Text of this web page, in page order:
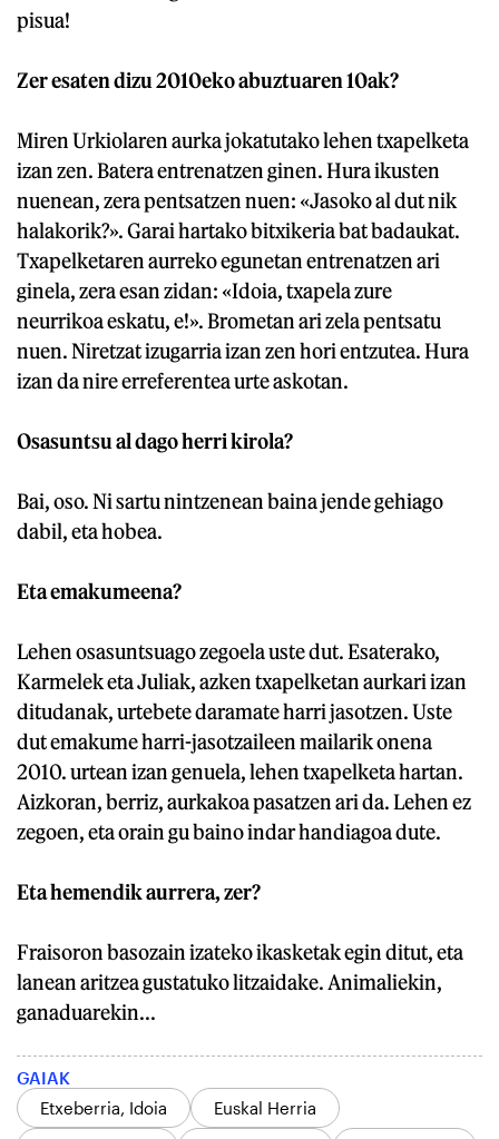
pisua!
Zer esaten dizu 2010eko abuztuaren 10ak?
Miren Urkiolaren aurka jokatutako lehen txapelketa
izan zen. Batera entrenatzen ginen. Hura ikusten
nuenean, zera pentsatzen nuen: «Jasoko al dut nik
halakorik?». Garai hartako bitxikeria bat badaukat.
Txapelketaren aurreko egunetan entrenatzen ari
ginela, zera esan zidan: «Idoia, txapela zure
neurrikoa eskatu, e!». Brometan ari zela pentsatu
nuen. Niretzat izugarria izan zen hori entzutea. Hura
izan da nire erreferentea urte askotan.
Osasuntsu al dago herri kirola?
Bai, oso. Ni sartu nintzenean baina jende gehiago
dabil, eta hobea.
Eta emakumeena?
Lehen osasuntsuago zegoela uste dut. Esaterako,
Karmelek eta Juliak, azken txapelketan aurkari izan
ditudanak, urtebete daramate harri jasotzen. Uste
dut emakume harri-jasotzaileen mailarik onena
2010. urtean izan genuela, lehen txapelketa hartan.
Aizkoran, berriz, aurkakoa pasatzen ari da. Lehen ez
zegoen, eta orain gu baino indar handiagoa dute.
Eta hemendik aurrera, zer?
Fraisoron basozain izateko ikasketak egin ditut, eta
lanean aritzea gustatuko litzaidake. Animaliekin,
ganaduarekin...
GAIAK
Etxeberria, Idoia
Euskal Herria